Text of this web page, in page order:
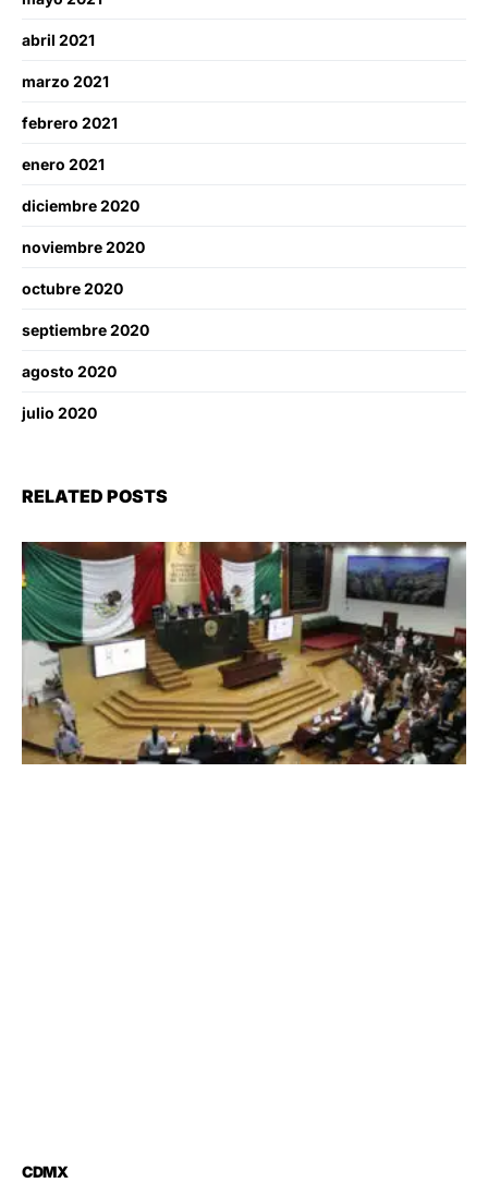
abril 2021
marzo 2021
febrero 2021
enero 2021
diciembre 2020
noviembre 2020
octubre 2020
septiembre 2020
agosto 2020
julio 2020
RELATED POSTS
CDMX